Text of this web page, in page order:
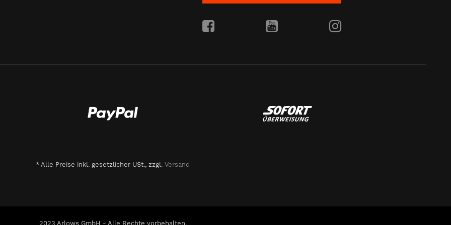
* Alle Preise inkl. gesetzlicher USt., zzgl. Versand
2023 Arlows GmbH - Alle Rechte vorbehalten.